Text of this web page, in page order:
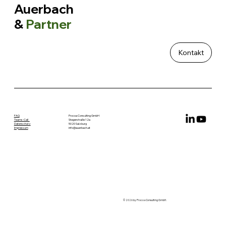
Auerbach
& Partner
Kontakt
Procoa Consulting GmbH
Stegerstraße 12a
5020 Salzburg
info@auerbach.at
FAQ
Teams-Call
Datenschutz
Impressum
© 2026 by Procoa Consulting GmbH.